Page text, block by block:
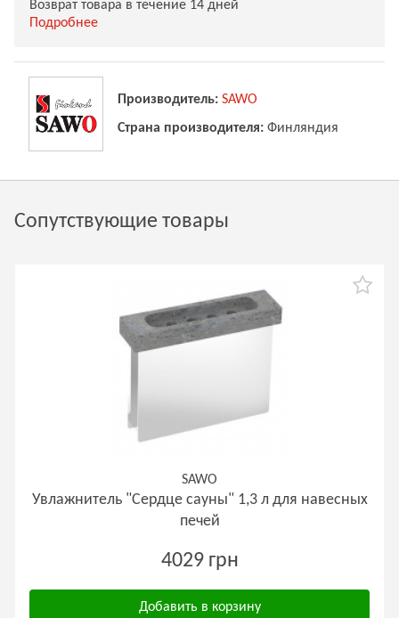
Возврат товара в течение 14 дней
Подробнее
Производитель: SAWO
Страна производителя: Финляндия
Сопутствующие товары
SAWO
Увлажнитель "Сердце сауны" 1,3 л для навесных
печей
4029 грн
Добавить в корзину